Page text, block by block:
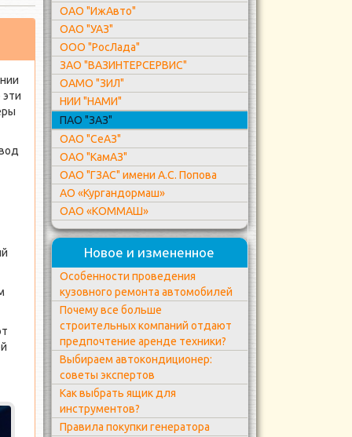
ОАО "ИжАвто"
ОАО "УАЗ"
ООО "РосЛада"
ЗАО "ВАЗИНТЕРСЕРВИС"
ОАМО "ЗИЛ"
НИИ "НАМИ"
ПАО "ЗАЗ"
ОАО "СеАЗ"
ОАО "КамАЗ"
ОАО "ГЗАС" имени А.С. Попова
АО «Кургандормаш»
ОАО «КОММАШ»
Новое и измененное
Особенности проведения
кузовного ремонта автомобилей
Почему все больше
строительных компаний отдают
предпочтение аренде техники?
Выбираем автокондиционер:
советы экспертов
Как выбрать ящик для
инструментов?
Правила покупки генератора